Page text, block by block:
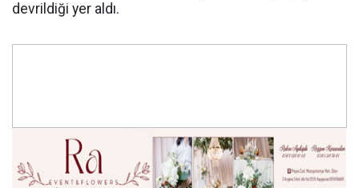
devrildiği yer aldı.